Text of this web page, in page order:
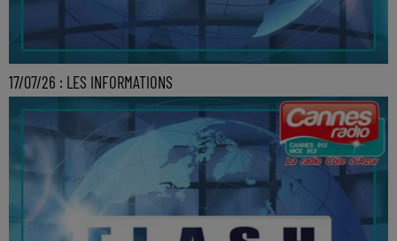
17/07/26 : LES INFORMATIONS